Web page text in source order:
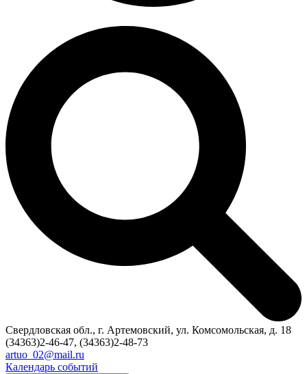
Свердловская обл., г. Артемовский, ул. Комсомольская, д. 18
(34363)2-46-47, (34363)2-48-73
artuo_02@mail.ru
Календарь событий